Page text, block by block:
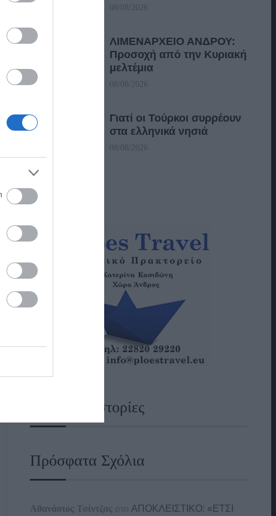
08/08/2026
ΛΙΜΕΝΑΡΧΕΙΟ ΑΝΔΡΟΥ:
Προσοχή από την Κυριακή
μελτέμια
08/08/2026
Γιατί οι Τούρκοι συρρέουν
στα ελληνικά νησιά
08/08/2026
Ναυτικές Ιστορίες
Πρόσφατα Σχόλια
Αθανάσιος Τσίντζας στο ΑΠΟΚΛΕΙΣΤΙΚΟ: «ΕΤΣΙ